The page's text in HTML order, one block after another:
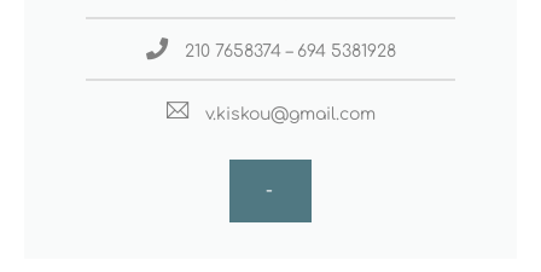
210 7658374 – 694 5381928
v.kiskou@gmail.com
-